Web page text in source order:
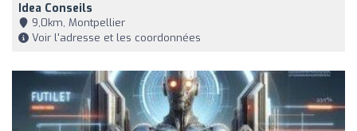
Idea Conseils
9,0km, Montpellier
Voir l'adresse et les coordonnées